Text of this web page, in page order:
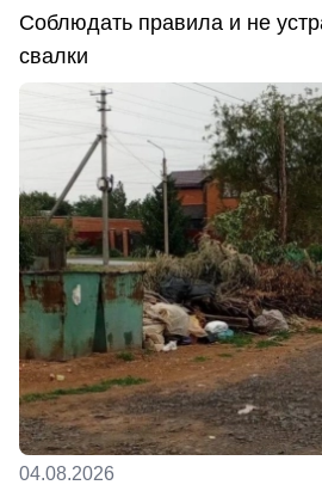
Соблюдать правила и не
свалки
04.08.2026